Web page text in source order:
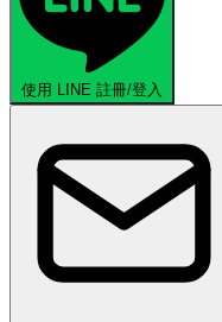
使用 LINE 註冊/登入